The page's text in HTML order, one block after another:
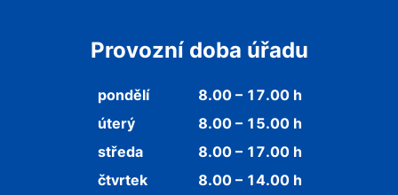
Provozní doba úřadu
pondělí
8.00 – 17.00 h
úterý
8.00 – 15.00 h
středa
8.00 – 17.00 h
čtvrtek
8.00 – 14.00 h